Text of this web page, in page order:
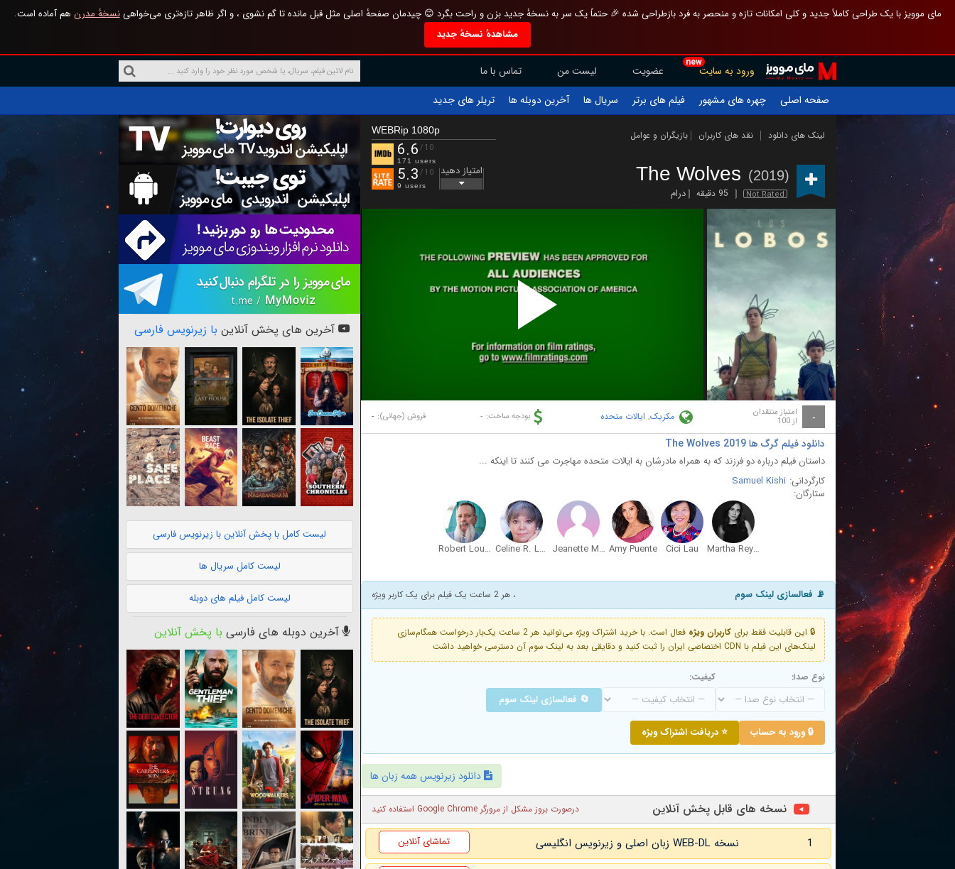
مای موویز با یک طراحی کاملاً جدید و کلی امکانات تازه و منحصر به فرد بازطراحی شده 🎉 حتماً یک سر به نسخهٔ جدید بزن و راحت بگرد 😊 چیدمان صفحهٔ اصلی مثل قبل مانده تا گم نشوی ، و اگر ظاهر تازه‌تری می‌خواهینسخهٔ مدرن هم آماده است.
مشاهدهٔ نسخهٔ جدید
new
ورود به سایت عضویت لیست من
تماس با ما
صفحه اصلی
چهره های مشهور فیلم های برتر سریال ها آخرین دوبله ها تریلر های جدید
لینک های دانلود نقد های کاربران بازیگران و عوامل
The Wolves (2019)
Not Rated 95 دقیقه درام
WEBRip 1080p
6.6 /10
171 users
5.3 /10
9 users
امتیاز دهید
Play
Video
- امتیاز منتقدان
از 100 مکزیک, ایالات متحده بودجه ساخت: - فروش (جهانی): -
دانلود فیلم گرگ ها The Wolves 2019
داستان فیلم درباره دو فرزند که به همراه مادرشان به ایالات متحده مهاجرت می کنند تا اینکه ...
کارگردانی: Samuel Kishi
ستارگان:
Martha Reyes Arias
Cici Lau
Amy Puente
Jeanette M. Loera
Celine R. Lopez
Robert Louder
📡 فعالسازی لینک سوم ، هر 2 ساعت یک فیلم برای یک کاربر ویژه
🔒 این قابلیت فقط برای کاربران ویژه
فعال است. با خرید اشتراک ویژه می‌توانید هر 2 ساعت یک‌بار درخواست همگام‌سازی
لینک‌های این فیلم با CDN اختصاصی ایران را ثبت کنید و دقایقی بعد به لینک سوم آن دسترسی خواهید داشت
نوع صدا: کیفیت:
🔄 فعالسازی لینک سوم
🔒 ورود به حساب ⭐ دریافت اشتراک ویژه
دانلود زیرنویس همه زبان ها
نسخه های قابل پخش آنلاین درصورت بروز مشکل از مرورگر Google Chrome استفاده کنید
1 نسخه WEB-DL زبان اصلی و زیرنویس انگلیسی تماشای آنلاین
آخرین های پخش آنلاین با زیرنویس فارسی
لیست کامل با پخش آنلاین با زیرنویس فارسی
لیست کامل سریال ها
لیست کامل فیلم های دوبله
آخرین دوبله های فارسی با پخش آنلاین